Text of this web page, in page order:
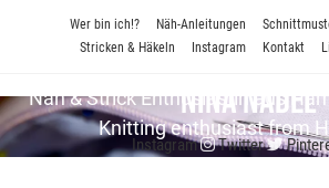
Wer bin ich!? Näh-Anleitungen
Stricken & Häkeln
Instagram Kontakt
Nina Nadel
Näh & Strick En­thu­si­as­tin aus
Knitting enthusiast from
Instagram Twitter